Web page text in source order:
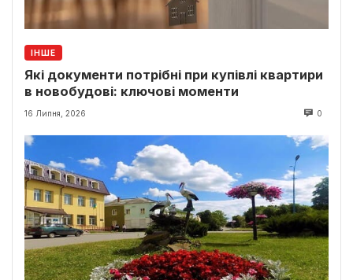
ІНШЕ
Які документи потрібні при купівлі квартири
в новобудові: ключові моменти
16 Липня, 2026 0